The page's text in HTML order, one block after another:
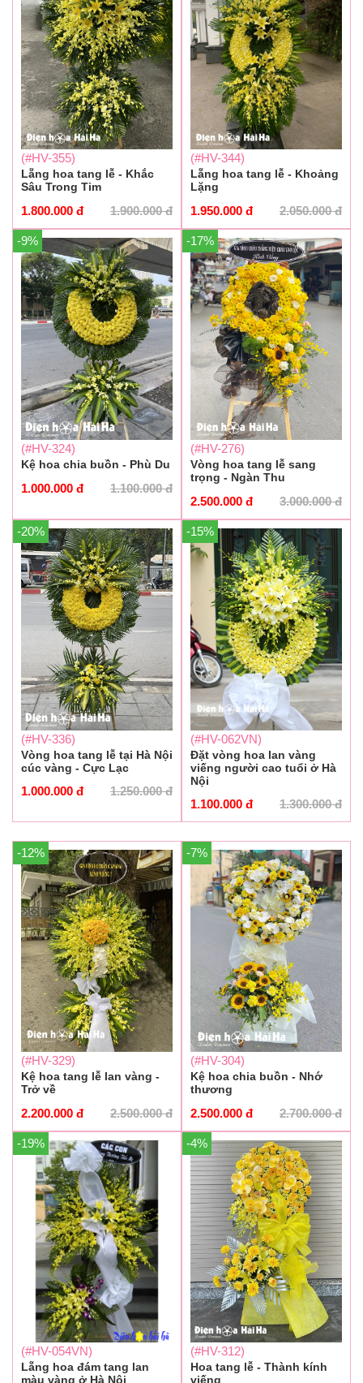
(#HV-355)
Lẵng hoa tang lễ - Khắc
Sâu Trong Tim
1.900.000đ
1.800.000 đ
(#HV-344)
Lẵng hoa tang lễ - Khoảng
Lặng
2.050.000đ
1.950.000 đ
-9%
(#HV-324)
Kệ hoa chia buồn - Phù Du
1.100.000đ
1.000.000 đ
-17%
(#HV-276)
Vòng hoa tang lễ sang
trọng - Ngàn Thu
3.000.000đ
2.500.000 đ
-20%
(#HV-336)
Vòng hoa tang lễ tại Hà Nội
cúc vàng - Cực Lạc
1.250.000đ
1.000.000 đ
-15%
(#HV-062VN)
Đặt vòng hoa lan vàng
viếng người cao tuổi ở Hà
Nội
1.300.000đ
1.100.000 đ
-12%
(#HV-329)
Kệ hoa tang lễ lan vàng -
Trở về
2.500.000đ
2.200.000 đ
-7%
(#HV-304)
Kệ hoa chia buồn - Nhớ
thương
2.700.000đ
2.500.000 đ
-19%
(#HV-054VN)
Lẵng hoa đám tang lan
màu vàng ở Hà Nội
-4%
(#HV-312)
Hoa tang lễ - Thành kính
viếng